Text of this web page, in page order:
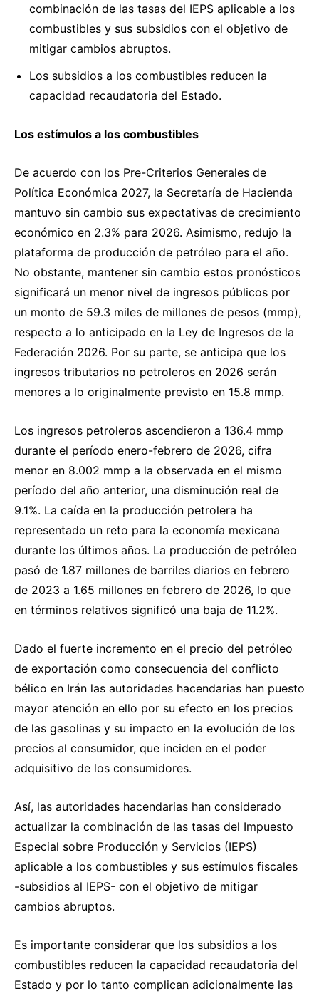
combinación de las tasas del IEPS aplicable a los
combustibles y sus subsidios con el objetivo de
mitigar cambios abruptos.
Los subsidios a los combustibles reducen la
capacidad recaudatoria del Estado.
Los estímulos a los combustibles
De acuerdo con los Pre-Criterios Generales de
Política Económica 2027, la Secretaría de Hacienda
mantuvo sin cambio sus expectativas de crecimiento
económico en 2.3% para 2026. Asimismo, redujo la
plataforma de producción de petróleo para el año.
No obstante, mantener sin cambio estos pronósticos
significará un menor nivel de ingresos públicos por
un monto de 59.3 miles de millones de pesos (mmp),
respecto a lo anticipado en la Ley de Ingresos de la
Federación 2026. Por su parte, se anticipa que los
ingresos tributarios no petroleros en 2026 serán
menores a lo originalmente previsto en 15.8 mmp.
Los ingresos petroleros ascendieron a 136.4 mmp
durante el período enero-febrero de 2026, cifra
menor en 8.002 mmp a la observada en el mismo
período del año anterior, una disminución real de
9.1%. La caída en la producción petrolera ha
representado un reto para la economía mexicana
durante los últimos años. La producción de petróleo
pasó de 1.87 millones de barriles diarios en febrero
de 2023 a 1.65 millones en febrero de 2026, lo que
en términos relativos significó una baja de 11.2%.
Dado el fuerte incremento en el precio del petróleo
de exportación como consecuencia del conflicto
bélico en Irán las autoridades hacendarias han puesto
mayor atención en ello por su efecto en los precios
de las gasolinas y su impacto en la evolución de los
precios al consumidor, que inciden en el poder
adquisitivo de los consumidores.
Así, las autoridades hacendarias han considerado
actualizar la combinación de las tasas del Impuesto
Especial sobre Producción y Servicios (IEPS)
aplicable a los combustibles y sus estímulos fiscales
-subsidios al IEPS- con el objetivo de mitigar
cambios abruptos.
Es importante considerar que los subsidios a los
combustibles reducen la capacidad recaudatoria del
Estado y por lo tanto complican adicionalmente las